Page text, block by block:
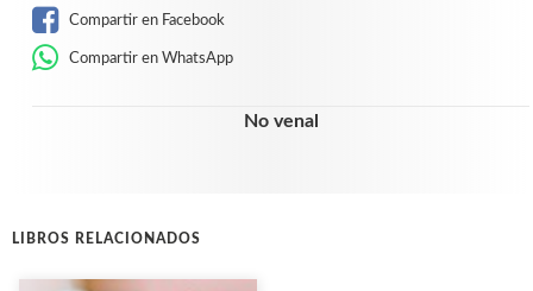
Compartir en Facebook
Compartir en WhatsApp
No venal
LIBROS RELACIONADOS